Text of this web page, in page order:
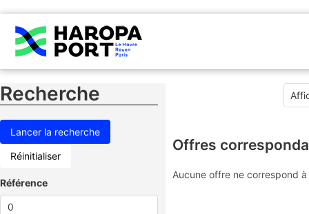
Recherche
Réinitialiser
Référence
Offres
Aucune offre ne correspond